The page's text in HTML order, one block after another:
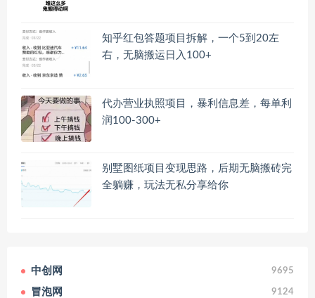
知乎红包答题项目拆解，一个5到20左
右，无脑搬运日入100+
代办营业执照项目，暴利信息差，每单利
润100-300+
别墅图纸项目变现思路，后期无脑搬砖完
全躺赚，玩法无私分享给你
中创网 9695
冒泡网 9124